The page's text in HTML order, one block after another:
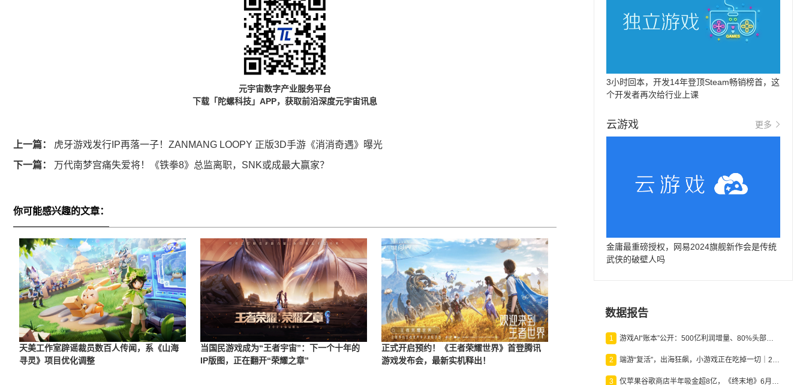
元宇宙数字产业服务平台
下载「陀螺科技」APP，获取前沿深度元宇宙讯息
上一篇： 虎牙游戏发行IP再落一子！ZANMANG LOOPY 正版3D手游《消消奇遇》曝光
下一篇： 万代南梦宫痛失爱将！《铁拳8》总监离职，SNK或成最大赢家？
你可能感兴趣的文章：
天美工作室辟谣裁员数百人传闻，系《山海
寻灵》项目优化调整
当国民游戏成为“王者宇宙”：下一个十年的
IP版图，正在翻开“荣耀之章”
正式开启预约！《王者荣耀世界》首登腾讯
游戏发布会，最新实机释出！
3小时回本，开发14年登顶Steam畅销榜首，这
个开发者再次给行业上课
云游戏 更多
金庸最重磅授权，网易2024旗舰新作会是传统
武侠的破壁人吗
数据报告
1 游戏AI“账本”公开：500亿利润增量、80%头部入局，谁在闷声发财？
2 端游“复活”，出海狂飙，小游戏正在吃掉一切｜2026上半年产业报告
3 仅苹果谷歌商店半年吸金超8亿，《终末地》6月份收入显著回暖